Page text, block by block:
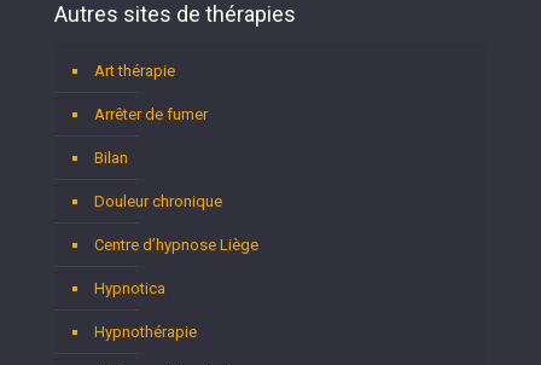
Autres sites de thérapies
Art thérapie
Arrêter de fumer
Bilan
Douleur chronique
Centre d’hypnose Liège
Hypnotica
Hypnothérapie